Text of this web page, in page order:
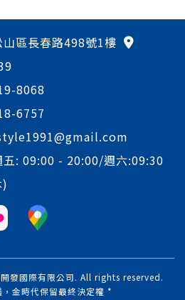
山區長春路498號1樓
8068
6757
五: 09:00 - 20:00/週六:09:30
發國際有限公司. All rights reserved.
金時代保留最終決定權 *